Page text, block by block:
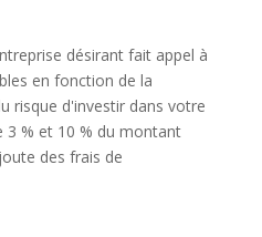
désirant fait appel à
en fonction de la
risque d'investir dans votre
3 % et 10 % du montant
des frais de